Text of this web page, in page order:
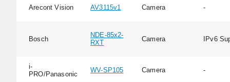
Arecont Vision AV3115v1 Camera -
Bosch
NDE-85x2-
RXT
Camera IPv6
i-
PRO/Panasonic
WV-SP105 Camera -